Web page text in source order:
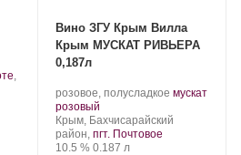
,
Вино ЗГУ Крым Вилла
Крым МУСКАТ РИВЬЕРА
0,187л
Производитель:
Группа
компаний
«АВК».
розовое, полусладкое .
винограда:
мускат
розовый.
Регион:
Крым, Бахчисарайский
район, пгт. Почтовое
Крепость
10.5 %. Объем
0.187 л